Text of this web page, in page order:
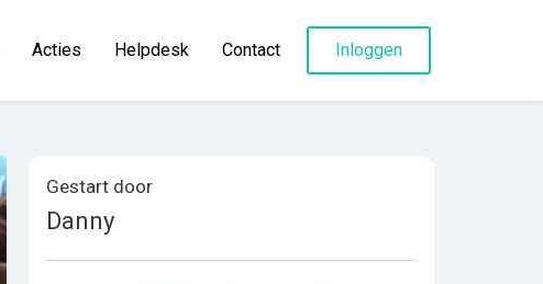
Acties Helpdesk Contact Inloggen
Gestart door
Danny